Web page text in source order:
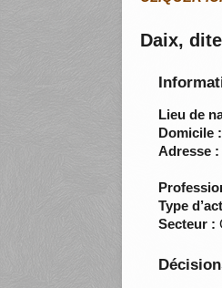
Daix,
Lieu de
Domicile :
Adresse :
Type
Secteur :